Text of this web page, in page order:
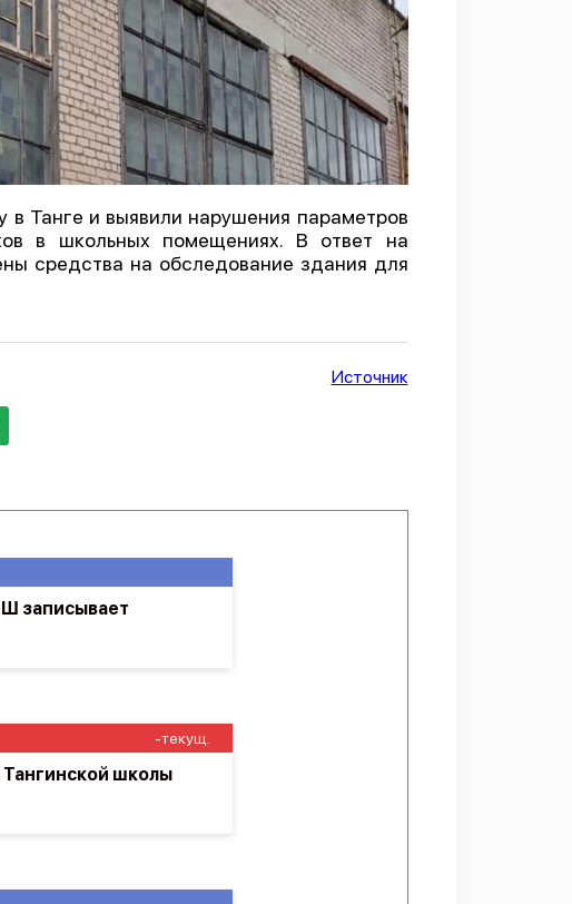
в Танге и выявили нарушения параметров
в школьных помещениях. В ответ на
средства на обследование здания для
Источник
-текущ.
школы
записывает